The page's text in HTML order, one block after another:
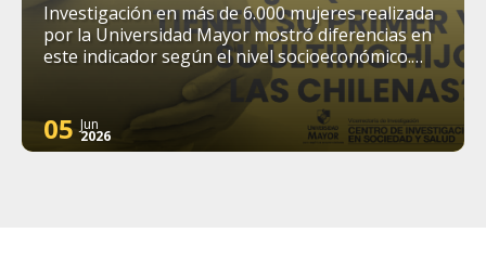
Investigación en más de 6.000 mujeres realizada
por la Universidad Mayor mostró diferencias en
este indicador según el nivel socioeconómico.
Además mostró que la región o el origen étnico
no influían mayormente en los resultados
05 Jun
2026